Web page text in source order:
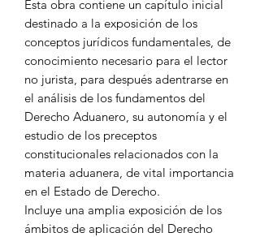
Esta obra contiene un capítulo inicial
destinado a la exposición de los
conceptos jurídicos fundamentales, de
conocimiento necesario para el lector
no jurista, para después adentrarse en
el análisis de los fundamentos del
Derecho Aduanero, su autonomía y el
estudio de los preceptos
constitucionales relacionados con la
materia aduanera, de vital importancia
en el Estado de Derecho.
Incluye una amplia exposición de los
ámbitos de aplicación del Derecho